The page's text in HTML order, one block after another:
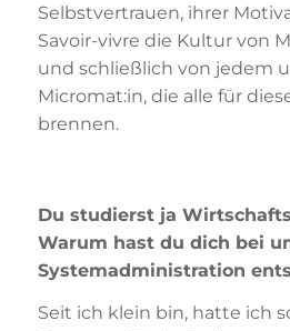
Selbstvertrauen, ihrer
Savoir-vivre die Kultur von
und schließlich von jedem
Micromat:in, die alle für
brennen.
Du studierst ja
Warum hast du dich bei
Systemadministration
Seit ich klein bin, hatte ich